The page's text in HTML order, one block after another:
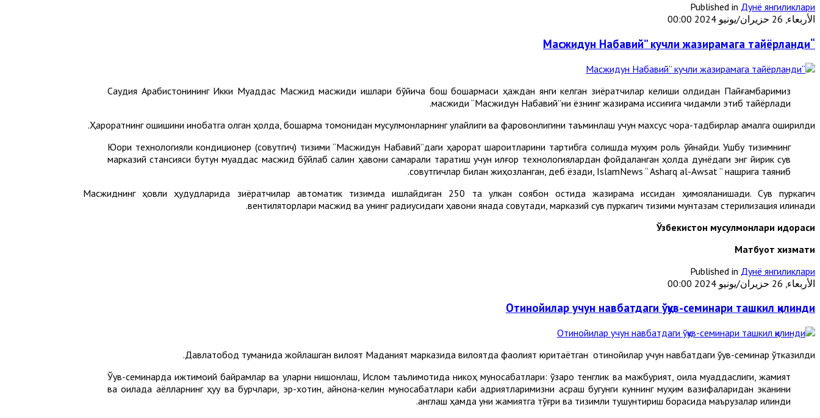
Published in Дунё янгиликлари
الأربعاء, 26 حزيران/يونيو 2024 00:00
“Масжидун Набавий” кучли жазирамага тайёрланди
Саудия Арабистонининг Икки Муқаддас Масжид масжиди ишлари бўйича бош бошқармаси ҳаждан янги келган зиёратчилар келиши олдидан Пайғамбаримиз
масжиди “Масжидун Набавий”ни ёзнинг жазирама иссиғига чидамли этиб тайёрлади.
Ҳароратнинг ошишини инобатга олган ҳолда, бошқарма томонидан мусулмонларнинг қулайлиги ва фаровонлигини таъминлаш учун махсус чора-тадбирлар амалга оширилди.
Юқори технологияли кондиционер (совутгич) тизими “Масжидун Набавий”даги ҳарорат шароитларини тартибга солишда муҳим роль ўйнайди. Ушбу тизимнинг
марказий стансияси бутун муқаддас масжид бўйлаб салқин ҳавони самарали тарқатиш учун илғор технологиялардан фойдаланган ҳолда дунёдаги энг йирик сув
совутгичлар билан жиҳозланган, деб ёзади, IslamNews “ Asharq al-Awsat ” нашрига таяниб.
Масжиднинг ҳовли ҳудудларида зиёратчилар автоматик тизимда ишлайдиган 250 та улкан соябон остида жазирама иссиқдан ҳимояланишади. Сув пуркагич
вентиляторлари масжид ва унинг радиусидаги ҳавони янада совутади, марказий сув пуркагич тизими мунтазам стерилизация қилинади.
Ўзбекистон мусулмонлари идораси
Матбуот хизмати
Published in Дунё янгиликлари
الأربعاء, 26 حزيران/يونيو 2024 00:00
Отинойилар учун навбатдаги ўқув-семинари ташкил қилинди
Давлатобод туманида жойлашган вилоят Маданият марказида вилоятда фаолият юритаётган отинойилар учун навбатдаги ўқув-семинар ўтказилди.
Ўқув-семинарда ижтимоий байрамлар ва уларни нишонлаш, Ислом таълимотида никоҳ муносабатлари: ўзаро тенглик ва мажбурият, оила муқаддаслиги, жамият
ва оилада аёлларнинг ҳуқуқ ва бурчлари, эр-хотин, қайнона-келин муносабатлари каби қадриятларимизни асраш бугунги куннинг муҳим вазифаларидан эканини
англаш ҳамда уни жамиятга тўғри ва тизимли тушунтириш борасида маърузалар қилинди.